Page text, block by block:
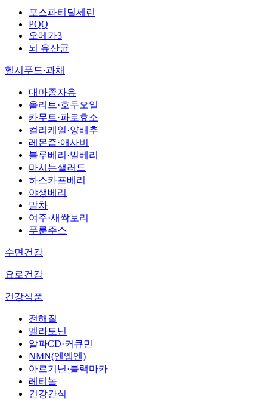
포스파티딜세린
PQQ
오메가3
뇌 유산균
헬시푸드·과채
대마종자유
올리브·호두오일
카무트·파로효소
컬리케일·양배추
레몬즙·애사비
블루베리·빌베리
마시는샐러드
하스카프베리
야생베리
말차
여주·새싹보리
푸룬주스
수면건강
요로건강
건강식품
전해질
멜라토닌
알파CD·커큐민
NMN(엔엠엔)
아르기닌·블랙마카
레티놀
건강간식